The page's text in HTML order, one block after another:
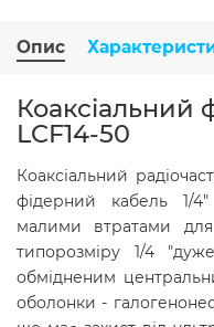
Опис
Коаксіальний
LCF14-50
Коаксіальний
фідерний кабель 1/
малими втратами для
типорозміру 1/4
обмідненим
оболонки -